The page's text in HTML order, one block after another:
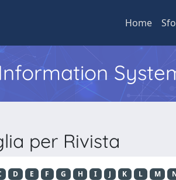
Home
per Rivista
D E F G H I J K L M